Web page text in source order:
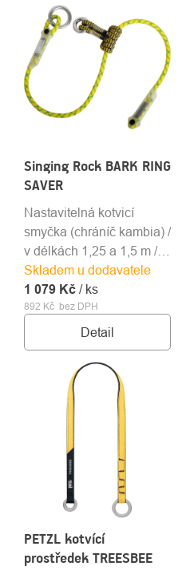
Singing Rock BARK RING
SAVER
Skladem u dodavatele
892 Kč bez DPH
1 079 Kč / ks
Detail
Nastavitelná kotvicí
smyčka (chráníč kambia) /
v délkách 1,25 a 1,5 m /
EN 795B
PETZL kotvící
prostředek TREESBEE